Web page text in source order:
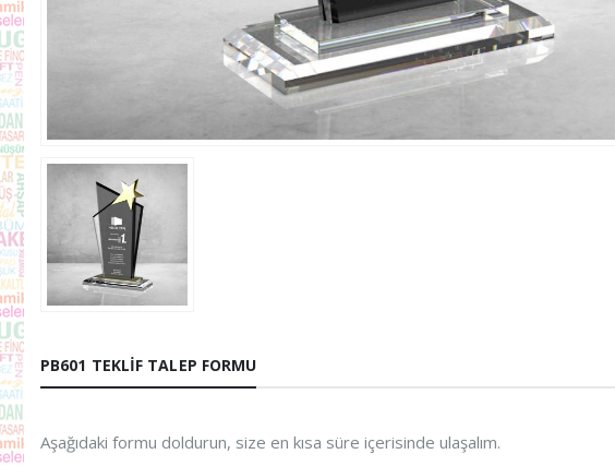
PB601 TEKLIF TALEP FORMU
Aşağıdaki formu doldurun, size en kısa süre içerisinde ulaşalım.